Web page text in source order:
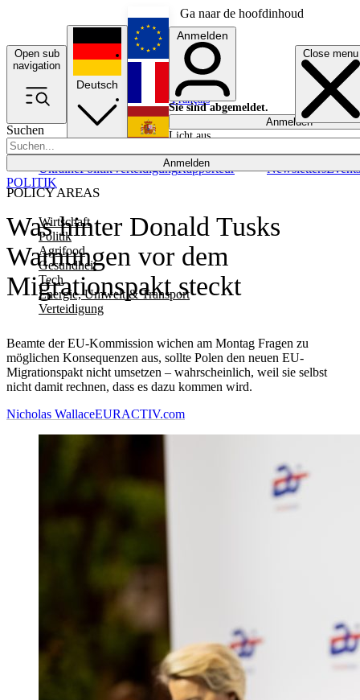
Ga naar de hoofdinhoud
Open sub
navigation
Close menu
Suchen
Anmelden
POLICY AREAS
Wirtschaft
Politik
Agrifood
Gesundheit
Tech
Energie, Umwelt & Transport
Verteidigung
UkrainePolitikVerteidigungRapporteur NewslettersEvents
Deutsch
English
Français
Anmelden
Sie sind abgemeldet.
Anmelden
Licht aus
Was hinter Donald Tusks
Warnungen vor dem
Migrationspakt steckt
Beamte der EU-Kommission wichen am Montag Fragen zu
möglichen Konsequenzen aus, sollte Polen den neuen EU-
Migrationspakt nicht umsetzen – wahrscheinlich, weil sie selbst
nicht damit rechnen, dass es dazu kommen wird.
POLITIK
Nicholas WallaceEURACTIV.com